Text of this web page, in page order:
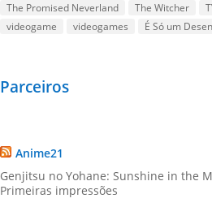
The Promised Neverland
The Witcher
videogame
videogames É Só um
Parceiros
Anime21
Genjitsu no Yohane: Sunshine in the
Primeiras impressões